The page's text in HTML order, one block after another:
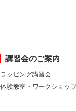
講習会のご案内
ラッピング講習会
体験教室・ワークショップ